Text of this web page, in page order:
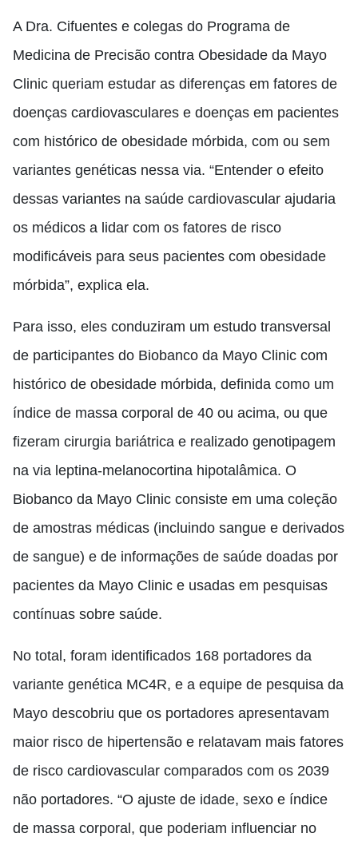
A Dra. Cifuentes e colegas do Programa de
Medicina de Precisão contra Obesidade da Mayo
Clinic queriam estudar as diferenças em fatores de
doenças cardiovasculares e doenças em pacientes
com histórico de obesidade mórbida, com ou sem
variantes genéticas nessa via. “Entender o efeito
dessas variantes na saúde cardiovascular ajudaria
os médicos a lidar com os fatores de risco
modificáveis para seus pacientes com obesidade
mórbida”, explica ela.
Para isso, eles conduziram um estudo transversal
de participantes do Biobanco da Mayo Clinic com
histórico de obesidade mórbida, definida como um
índice de massa corporal de 40 ou acima, ou que
fizeram cirurgia bariátrica e realizado genotipagem
na via leptina-melanocortina hipotalâmica. O
Biobanco da Mayo Clinic consiste em uma coleção
de amostras médicas (incluindo sangue e derivados
de sangue) e de informações de saúde doadas por
pacientes da Mayo Clinic e usadas em pesquisas
contínuas sobre saúde.
No total, foram identificados 168 portadores da
variante genética MC4R, e a equipe de pesquisa da
Mayo descobriu que os portadores apresentavam
maior risco de hipertensão e relatavam mais fatores
de risco cardiovascular comparados com os 2039
não portadores. “O ajuste de idade, sexo e índice
de massa corporal, que poderiam influenciar no